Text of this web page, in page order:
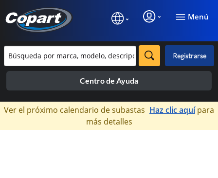
Menú
Registrarse
Centro de Ayuda
×
Ver el próximo calendario de subastas Haz clic aquípara
más detalles